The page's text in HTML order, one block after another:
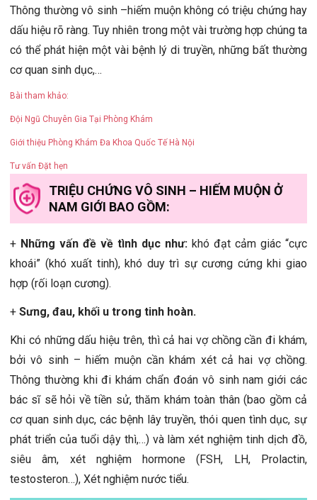
Thông thường vô sinh –hiếm muộn không có triệu chứng hay
dấu hiệu rõ ràng. Tuy nhiên trong một vài trường hợp chúng ta
có thể phát hiện một vài bệnh lý di truyền, những bất thường
cơ quan sinh dục,…
Bài tham khảo:
Đội Ngũ Chuyên Gia Tại Phòng Khám
Giới thiệu Phòng Khám Đa Khoa Quốc Tế Hà Nội
Tư vấn Đặt hẹn
TRIỆU CHỨNG VÔ SINH – HIẾM MUỘN Ở
NAM GIỚI BAO GỒM:
+ Những vấn đề về tình dục như: khó đạt cảm giác “cực
khoái” (khó xuất tinh), khó duy trì sự cương cứng khi giao
hợp (rối loạn cương).
+ Sưng, đau, khối u trong tinh hoàn.
Khi có những dấu hiệu trên, thì cả hai vợ chồng cần đi khám,
bởi vô sinh – hiếm muộn cần khám xét cả hai vợ chồng.
Thông thường khi đi khám chẩn đoán vô sinh nam giới các
bác sĩ sẽ hỏi về tiền sử, thăm khám toàn thân (bao gồm cả
cơ quan sinh dục, các bệnh lây truyền, thói quen tình dục, sự
phát triển của tuổi dậy thì,…) và làm xét nghiệm tinh dịch đồ,
siêu âm, xét nghiệm hormone (FSH, LH, Prolactin,
testosteron…), Xét nghiệm nước tiểu.